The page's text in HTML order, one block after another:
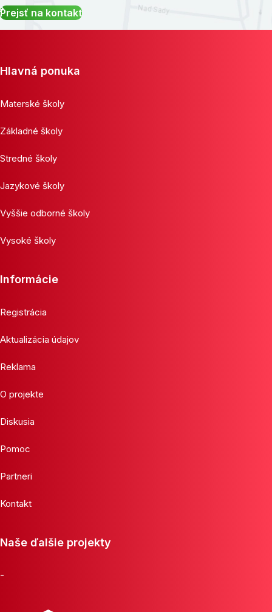
Prejsť na kontakt
Hlavná ponuka
Materské školy
Základné školy
Stredné školy
Jazykové školy
Vyššie odborné školy
Vysoké školy
Informácie
Registrácia
Aktualizácia údajov
Reklama
O projekte
Diskusia
Pomoc
Partneri
Kontakt
Naše ďalšie projekty
-